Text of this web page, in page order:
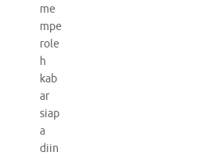
me
mpe
role
h
kab
ar
siap
a
diin